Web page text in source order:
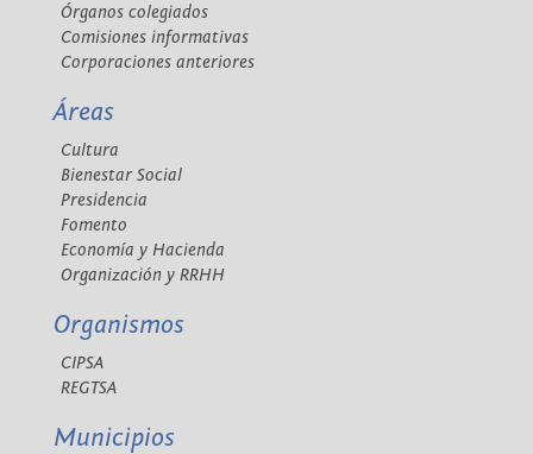
Órganos colegiados
Comisiones informativas
Corporaciones anteriores
Áreas
Cultura
Bienestar Social
Presidencia
Fomento
Economía y Hacienda
Organización y RRHH
Organismos
CIPSA
REGTSA
Municipios